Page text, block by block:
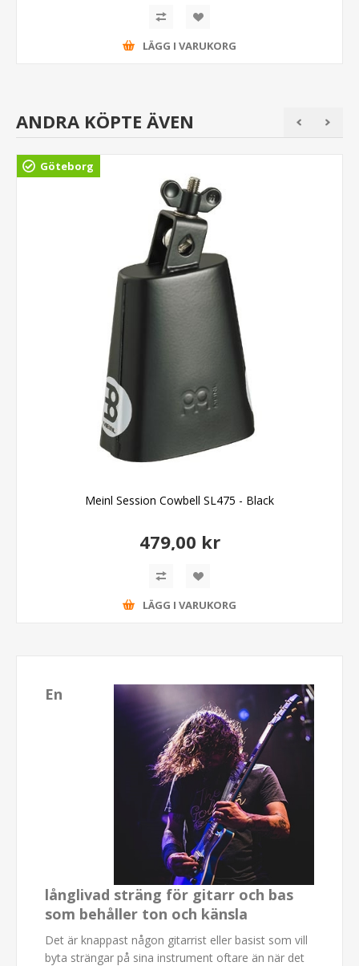
LÄGG I VARUKORG
ANDRA KÖPTE ÄVEN
Göteborg
Meinl Session Cowbell SL475 - Black
479,00 kr
LÄGG I VARUKORG
En
långlivad sträng för gitarr och bas
som behåller ton och känsla
Det är knappast någon gitarrist eller basist som vill
byta strängar på sina instrument oftare än när det